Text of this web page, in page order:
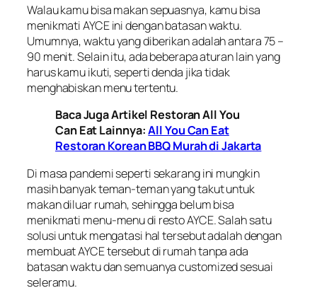
Walau kamu bisa makan sepuasnya, kamu bisa
menikmati AYCE ini dengan batasan waktu.
Umumnya, waktu yang diberikan adalah antara 75 –
90 menit. Selain itu, ada beberapa aturan lain yang
harus kamu ikuti, seperti denda jika tidak
menghabiskan menu tertentu.
Baca Juga Artikel Restoran All You
Can Eat Lainnya:All You Can Eat
Restoran Korean BBQ Murah di Jakarta
Di masa pandemi seperti sekarang ini mungkin
masih banyak teman-teman yang takut untuk
makan diluar rumah, sehingga belum bisa
menikmati menu-menu di resto AYCE. Salah satu
solusi untuk mengatasi hal tersebut adalah dengan
membuat AYCE tersebut di rumah tanpa ada
batasan waktu dan semuanyacustomizedsesuai
seleramu.